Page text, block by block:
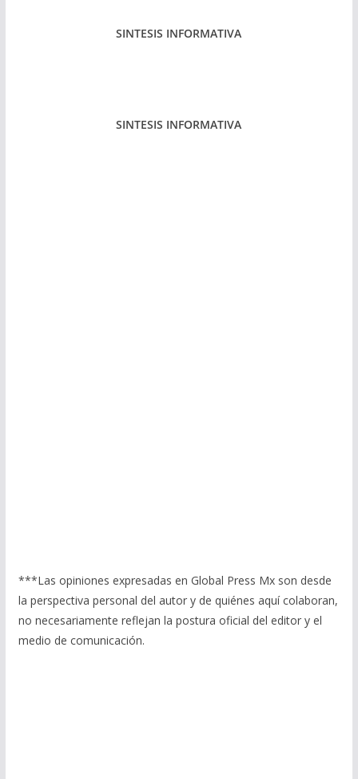
SINTESIS INFORMATIVA
SINTESIS INFORMATIVA
***Las opiniones expresadas en Global Press Mx son desde
la perspectiva personal del autor y de quiénes aquí colaboran,
no necesariamente reflejan la postura oficial del editor y el
medio de comunicación.